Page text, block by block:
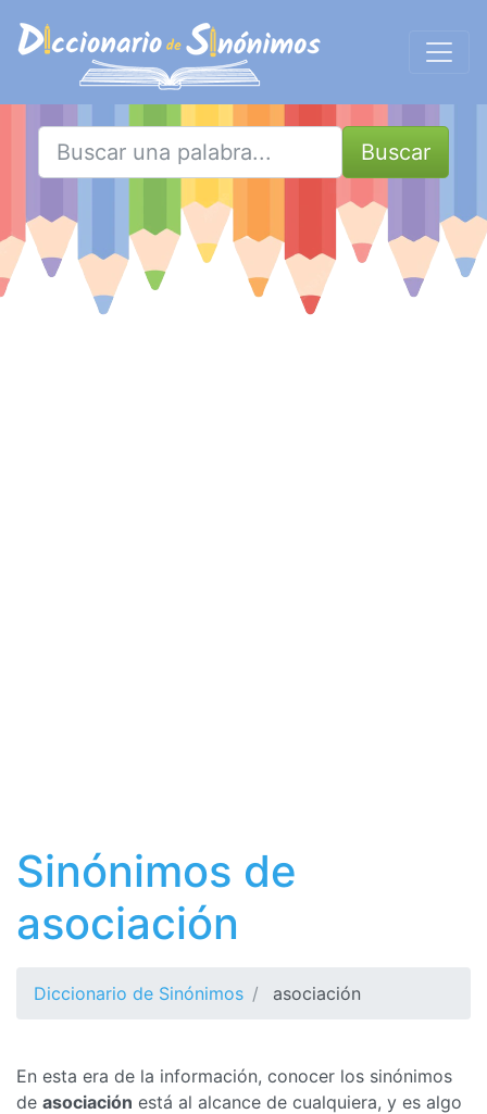
Buscar
Sinónimos de
asociación
Diccionario de Sinónimos asociación
En esta era de la información, conocer los sinónimos
de asociación está al alcance de cualquiera, y es algo